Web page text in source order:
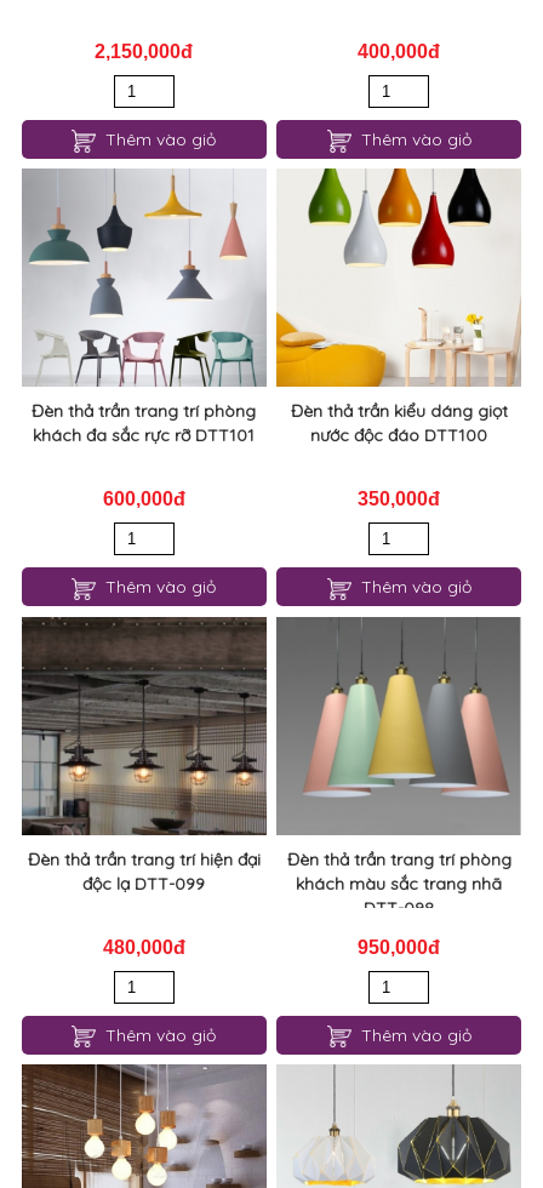
2,150,000đ
Thêm vào giỏ
400,000đ
Thêm vào giỏ
Đèn thả trần trang trí phòng
khách đa sắc rực rỡ DTT101
600,000đ
Thêm vào giỏ
Đèn thả trần kiểu dáng giọt
nước độc đáo DTT100
350,000đ
Thêm vào giỏ
Đèn thả trần trang trí hiện đại
độc lạ DTT-099
480,000đ
Thêm vào giỏ
Đèn thả trần trang trí phòng
khách màu sắc trang nhã
DTT-098
950,000đ
Thêm vào giỏ